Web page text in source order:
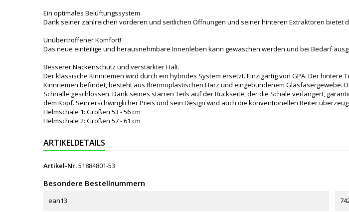
Ein optimales Belüftungssystem
Dank seiner zahlreichen vorderen und seitlichen Öffnungen und seiner hinteren Extraktoren bietet
Unübertroffener Komfort!
Das neue einteilige und herausnehmbare Innenleben kann gewaschen werden und bei Bedarf
Besserer Nackenschutz und verstärkter Halt.
Der klassische Kinnriemen wird durch ein hybrides System ersetzt. Einzigartig von GPA. Der
Kinnriemen befindet, besteht aus thermoplastischen Harz und eingebundenem Glasfasergewebe.
Schnalle geschlossen. Dank seines starren Teils auf der Rückseite, der die Schale verlängert,
dem Kopf. Sein erschwinglicher Preis und sein Design wird auch die konventionellen Reiter
Helmschale 1: Größen 53 - 56 cm
Helmschale 2: Größen 57 - 61 cm
ARTIKELDETAILS
Artikel-Nr.51884801-53
Besondere Bestellnummern
ean13